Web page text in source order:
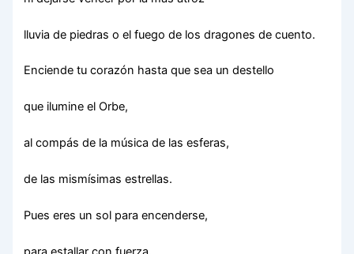
lluvia de piedras o el fuego de los dragones de cuento.
Enciende tu corazón hasta que sea un destello
que ilumine el Orbe,
al compás de la música de las esferas,
de las mismísimas estrellas.
Pues eres un sol para encenderse,